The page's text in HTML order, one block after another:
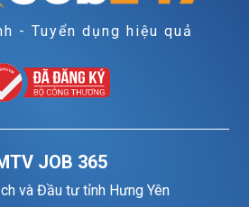
- Tuyển dụng hiệu quả
JOB 365
và Đầu tư tỉnh Hưng Yên